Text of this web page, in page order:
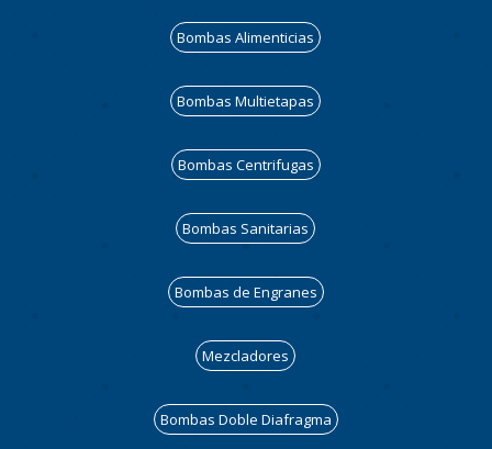
Bombas Alimenticias
Bombas Multietapas
Bombas Centrifugas
Bombas Sanitarias
Bombas de Engranes
Mezcladores
Bombas Doble Diafragma